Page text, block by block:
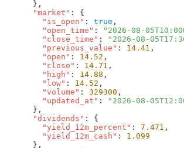
      "market"
        "is_open"
: true
        "open_time"
: "2026-08-
        "close_time"
: "2026-08-
        "previous_value"
: 14.41
        "open"
: 14.52
        "close"
: 14.71
        "high"
: 14.88
        "low"
: 14.52
        "volume"
: 329300
        "updated_at"
:
      "dividends"
        "yield_12m_percent"
: 7.471
        "yield_12m_cash"
: